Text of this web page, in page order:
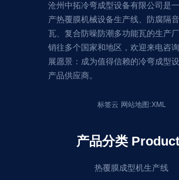
沧州中拓冷弯成型设备有限公司是
产热覆膜机械设备生产线、防腐隔
瓦、复合防噪防潮多功能瓦的生产
销往多个国家和地区，欢迎来电咨
展愿景：成为值得信赖的冷弯成型
产品供应商。
标签云 网站地图 :XML
产品分类
热覆膜成型机生产线